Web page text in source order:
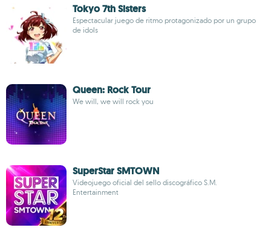
Tokyo 7th Sisters
Espectacular juego de ritmo protagonizado por un grupo
de idols
Queen: Rock Tour
We will, we will rock you
SuperStar SMTOWN
Videojuego oficial del sello discográfico S.M.
Entertainment